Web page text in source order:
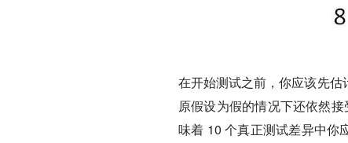
在开始测试之前，你应该先
原假设为假的情况下还依然
味着 10 个真正测试差异中你